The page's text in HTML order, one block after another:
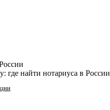
где найти нотариуса в России